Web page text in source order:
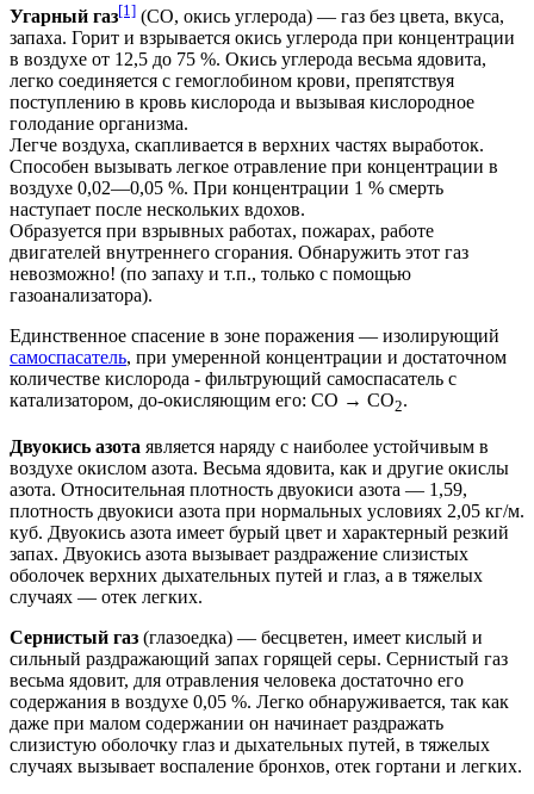
Угарный газ[1] (CO, окись углерода) — газ без цвета, вкуса,
запаха. Горит и взрывается окись углерода при концентрации
в воздухе от 12,5 до 75 %. Окись углерода весьма ядовита,
легко соединяется с гемоглобином крови, препятствуя
поступлению в кровь кислорода и вызывая кислородное
голодание организма.
Легче воздуха, скапливается в верхних частях выработок.
Способен вызывать легкое отравление при концентрации в
воздухе 0,02—0,05 %. При концентрации 1 % смерть
наступает после нескольких вдохов.
Образуется при взрывных работах, пожарах, работе
двигателей внутреннего сгорания. Обнаружить этот газ
невозможно! (по запаху и т.п., только с помощью
газоанализатора).
Единственное спасение в зоне поражения — изолирующий
самоспасатель, при умеренной концентрации и достаточном
количестве кислорода - фильтрующий самоспасатель с
катализатором, до-окисляющим его: СО → СО2.
Двуокись азота является наряду с наиболее устойчивым в
воздухе окислом азота. Весьма ядовита, как и другие окислы
азота. Относительная плотность двуокиси азота — 1,59,
плотность двуокиси азота при нормальных условиях 2,05 кг/м.
куб. Двуокись азота имеет бурый цвет и характерный резкий
запах. Двуокись азота вызывает раздражение слизистых
оболочек верхних дыхательных путей и глаз, а в тяжелых
случаях — отек легких.
Сернистый газ (глазоедка) — бесцветен, имеет кислый и
сильный раздражающий запах горящей серы. Сернистый газ
весьма ядовит, для отравления человека достаточно его
содержания в воздухе 0,05 %. Легко обнаруживается, так как
даже при малом содержании он начинает раздражать
слизистую оболочку глаз и дыхательных путей, в тяжелых
случаях вызывает воспаление бронхов, отек гортани и легких.